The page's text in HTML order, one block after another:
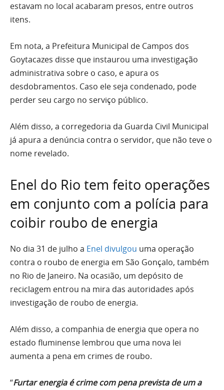
estavam no local acabaram presos, entre outros
itens.
Em nota, a Prefeitura Municipal de Campos dos
Goytacazes disse que instaurou uma investigação
administrativa sobre o caso, e apura os
desdobramentos. Caso ele seja condenado, pode
perder seu cargo no serviço público.
Além disso, a corregedoria da Guarda Civil Municipal
já apura a denúncia contra o servidor, que não teve o
nome revelado.
Enel do Rio tem feito operações
em conjunto com a polícia para
coibir roubo de energia
No dia 31 de julho a Enel divulgou uma operação
contra o roubo de energia em São Gonçalo, também
no Rio de Janeiro. Na ocasião, um depósito de
reciclagem entrou na mira das autoridades após
investigação de roubo de energia.
Além disso, a companhia de energia que opera no
estado fluminense lembrou que uma nova lei
aumenta a pena em crimes de roubo.
“Furtar energia é crime com pena prevista de um a